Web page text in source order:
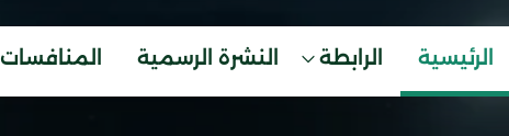
الرئيسية الرابطة النشرة الرسمية المنافسات